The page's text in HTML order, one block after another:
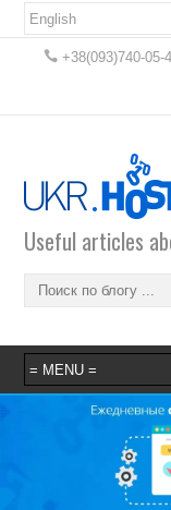
+38(093)740-05-
Useful articles